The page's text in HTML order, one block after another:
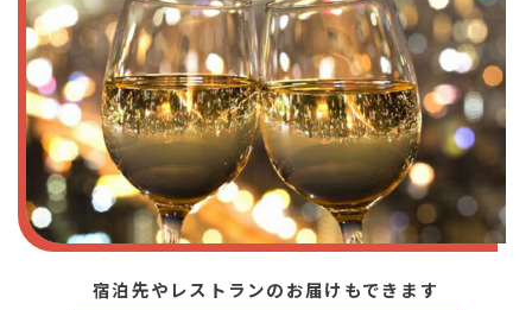
宿泊先やレストランのお届けもできます